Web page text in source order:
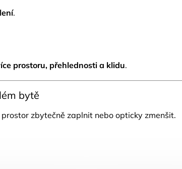
.
prostoru, přehlednosti a klidu.
bytě
zbytečně zaplnit nebo opticky zmenšit.